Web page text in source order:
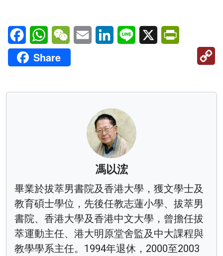
FacebookWhatsAppWeChatEmail LinkedInLine X
Share
馮以浤
畢業於拔萃男書院及香港大學，獲文學士及
教育碩士學位，先後任教志蓮小學、拔萃男
書院、香港大學及香港中文大學，曾擔任拔
萃運動主任、港大明原堂舍監及中大課程與
教學學系主任。1994年退休，2000至2003